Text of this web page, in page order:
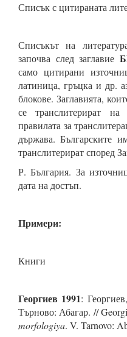
Списък с цитираната
Списъкът на
започва след заглавие
само цитирани
латиница, гръцка и др.
блокове. Заглавията,
се транслитерират
правилата за
държава. Българските
транслитерират според
Р. България. За
дата на достъп.
Примери:
Книги
Георгиев 1991:
Търново: Абагар. //
morfologiya. V. Tarnovo: